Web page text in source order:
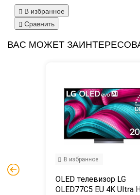
В избранное
Сравнить
ВАС МОЖЕТ
OLED телевизор LG
OLED77C5 EU 4K Ultra
В избранное